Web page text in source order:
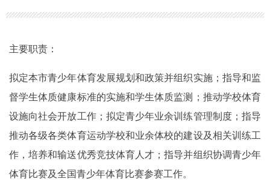
主要职责：
拟定本市青少年体育发展规划和政策并组织实施；指导和监
督学生体质健康标准的实施和学生体质监测；推动学校体育
设施向社会开放工作；拟定青少年业余训练管理制度；指导
推动各级各类体育运动学校和业余体校的建设及相关训练工
作，培养和输送优秀竞技体育人才；指导并组织协调青少年
体育比赛及全国青少年体育比赛参赛工作。